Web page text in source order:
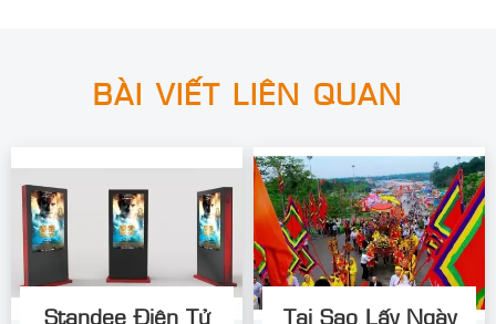
BÀI VIẾT LIÊN QUAN
Standee Điện Tử Tại Sao Lấy Ngày